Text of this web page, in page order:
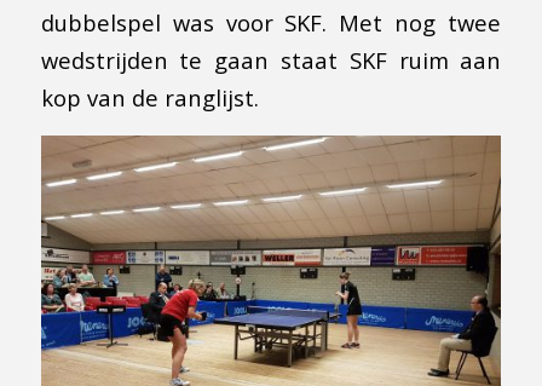
dubbelspel was voor SKF. Met nog twee
wedstrijden te gaan staat SKF ruim aan
kop van de ranglijst.